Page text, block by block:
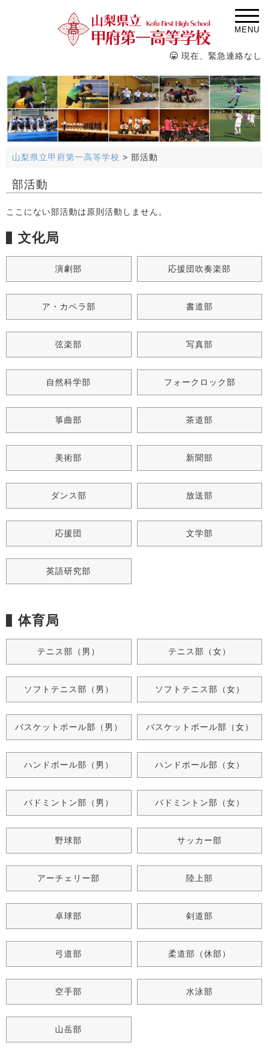
MENU
現在、緊急連絡なし
山梨県立甲府第一高等学校 > 部活動
部活動
ここにない部活動は原則活動しません。
文化局
演劇部 応援団吹奏楽部
ア・カペラ部 書道部
弦楽部 写真部
自然科学部 フォークロック部
箏曲部 茶道部
美術部 新聞部
ダンス部 放送部
応援団 文学部
英語研究部
体育局
テニス部（男） テニス部（女）
ソフトテニス部（男） ソフトテニス部（女）
バスケットボール部（男） バスケットボール部（女）
ハンドボール部（男） ハンドボール部（女）
バドミントン部（男） バドミントン部（女）
野球部 サッカー部
アーチェリー部 陸上部
卓球部 剣道部
弓道部 柔道部（休部）
空手部 水泳部
山岳部